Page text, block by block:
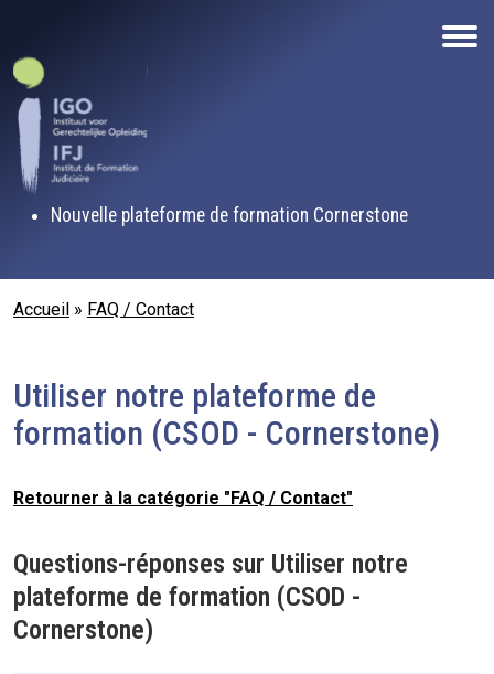
Nouvelle plateforme de formation Cornerstone
Fil d'Ariane
Accueil FAQ / Contact
Utiliser notre plateforme de
formation (CSOD - Cornerstone)
Retourner à la catégorie "FAQ / Contact"
Questions-réponses sur Utiliser notre
plateforme de formation (CSOD -
Cornerstone)